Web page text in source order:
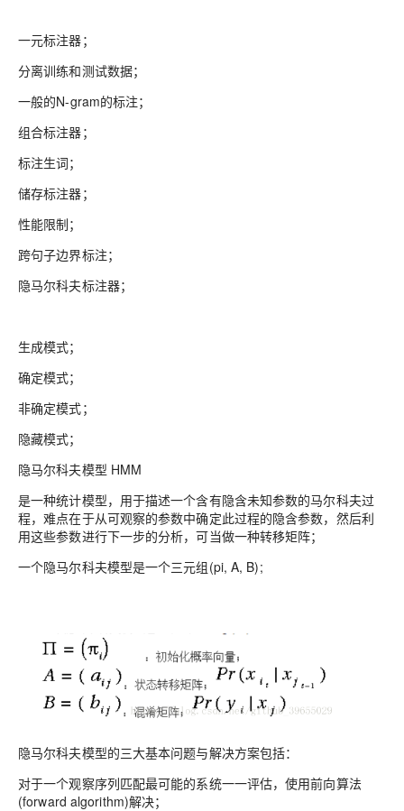
一元标注器；
分离训练和测试数据；
一般的N-gram的标注；
组合标注器；
标注生词；
储存标注器；
性能限制；
跨句子边界标注；
隐马尔科夫标注器；
生成模式；
确定模式；
非确定模式；
隐藏模式；
隐马尔科夫模型 HMM
是一种统计模型，用于描述一个含有隐含未知参数的马尔科夫过
程，难点在于从可观察的参数中确定此过程的隐含参数，然后利
用这些参数进行下一步的分析，可当做一种转移矩阵；
一个隐马尔科夫模型是一个三元组(pi, A, B);
隐马尔科夫模型的三大基本问题与解决方案包括：
对于一个观察序列匹配最可能的系统一一评估，使用前向算法
(forward algorithm)解决；